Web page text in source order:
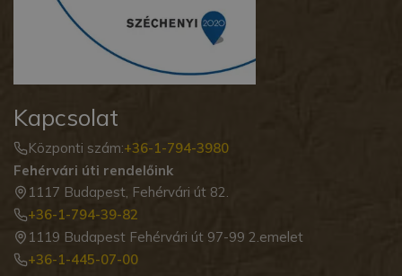
Kapcsolat
Központi szám:+36-1-794-3980
Fehérvári úti rendelőink
1117 Budapest, Fehérvári út 82.
+36-1-794-39-82
1119 Budapest Fehérvári út 97-99 2.emelet
+36-1-445-07-00